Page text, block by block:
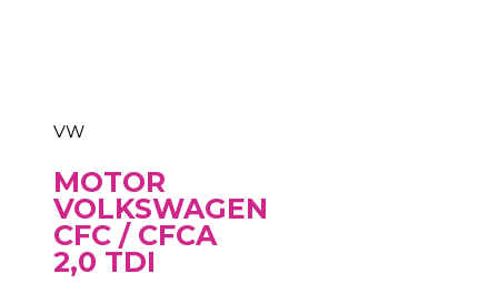
VW
MOTOR
VOLKSWAGEN
CFC / CFCA
2,0 TDI